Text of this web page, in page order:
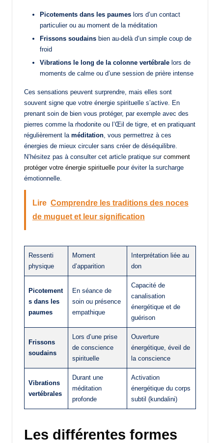
Picotements dans les paumes lors d’un contact
particulier ou au moment de la méditation
Frissons soudains bien au-delà d’un simple coup de
froid
Vibrations le long de la colonne vertébrale lors de
moments de calme ou d’une session de prière intense
Ces sensations peuvent surprendre, mais elles sont
souvent signe que votre énergie spirituelle s’active. En
prenant soin de bien vous protéger, par exemple avec des
pierres comme la rhodonite ou l’Œil de tigre, et en pratiquant
régulièrement la méditation , vous permettrez à ces
énergies de mieux circuler sans créer de déséquilibre.
N’hésitez pas à consulter cet article pratique sur comment
protéger votre énergie spirituelle pour éviter la surcharge
émotionnelle.
Lire Comprendre les traditions des noces
de muguet et leur signification
Ressenti
physique
Moment
d’apparition
Interprétation liée au
don
Picotement
s dans les
paumes
En séance de
soin ou présence
empathique
Capacité de
canalisation
énergétique et de
guérison
Frissons
soudains
Lors d’une prise
de conscience
spirituelle
Ouverture
énergétique, éveil de
la conscience
Vibrations
vertébrales
Durant une
méditation
profonde
Activation
énergétique du corps
subtil (kundalini)
Les différentes formes